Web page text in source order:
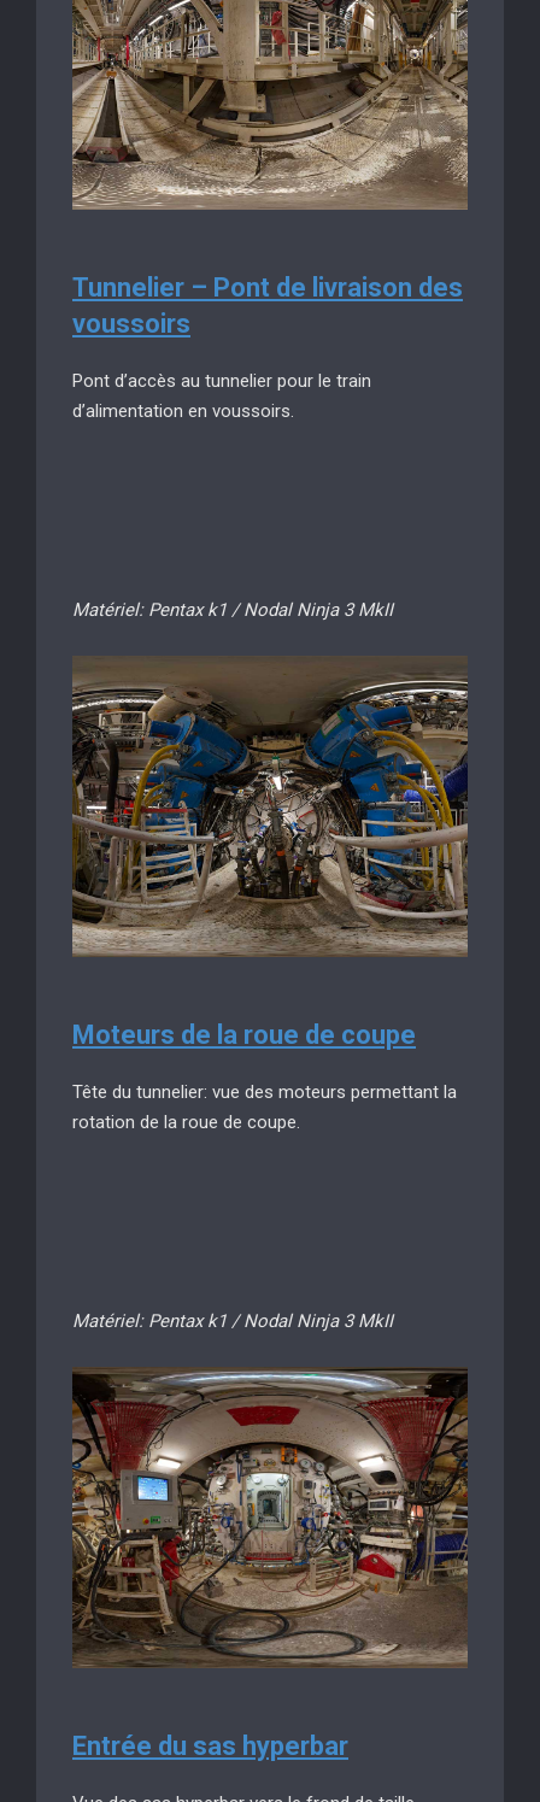
Tunnelier – Pont de livraison des
voussoirs
Pont d’accès au tunnelier pour le train
d’alimentation en voussoirs.
Matériel: Pentax k1 / Nodal Ninja 3 MkII
Moteurs de la roue de coupe
Tête du tunnelier: vue des moteurs permettant la
rotation de la roue de coupe.
Matériel: Pentax k1 / Nodal Ninja 3 MkII
Entrée du sas hyperbar